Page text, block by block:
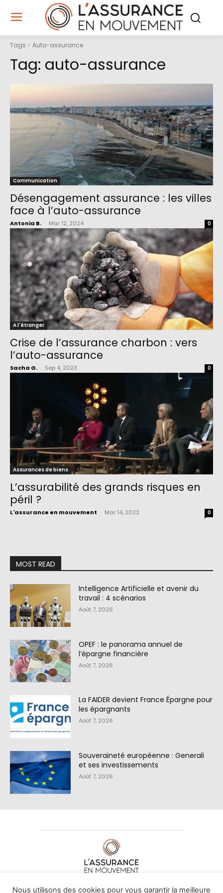
Tags Auto-assurance
Tag: auto-assurance
Communication
Désengagement assurance : les villes
face à l’auto-assurance
Antonia B. Mar 12, 2024 0
A l'étranger
Crise de l’assurance charbon : vers
l’auto-assurance
Sacha G. Sep 4, 2023 0
Assurances de biens
L’assurabilité des grands risques en
péril ?
L'assurance en mouvement Mar 14, 2022 0
MOST READ
Intelligence Artificielle et avenir du
travail : 4 scénarios
Août 7, 2026
OPEF : le panorama annuel de
l’épargne financière
Août 7, 2026
La FAIDER devient France Épargne pour
les épargnants
Août 7, 2026
Souveraineté européenne : Generali
et ses investissements
Août 7, 2026
À PROPOS DE NOUS•CONTACT
Nous utilisons des cookies pour vous garantir la meilleure